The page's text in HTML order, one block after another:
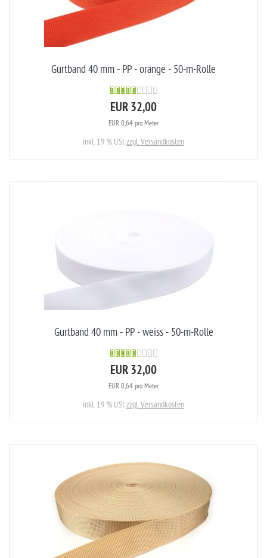
Gurtband 40 mm - PP - orange - 50-m-Rolle
EUR 32,00
EUR 0,64 pro Meter
inkl. 19 % UStzzgl. Versandkosten
Gurtband 40 mm - PP - weiss - 50-m-Rolle
EUR 32,00
EUR 0,64 pro Meter
inkl. 19 % UStzzgl. Versandkosten